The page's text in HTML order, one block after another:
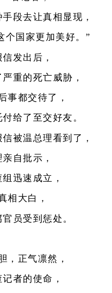
去让真相显现，
国家更加美好。”
发出后，
的死亡威胁，
都交待了，
了至交好友。
温总理看到了，
自批示，
迅速成立，
大白，
受到惩处。
正气凛然，
者的使命，